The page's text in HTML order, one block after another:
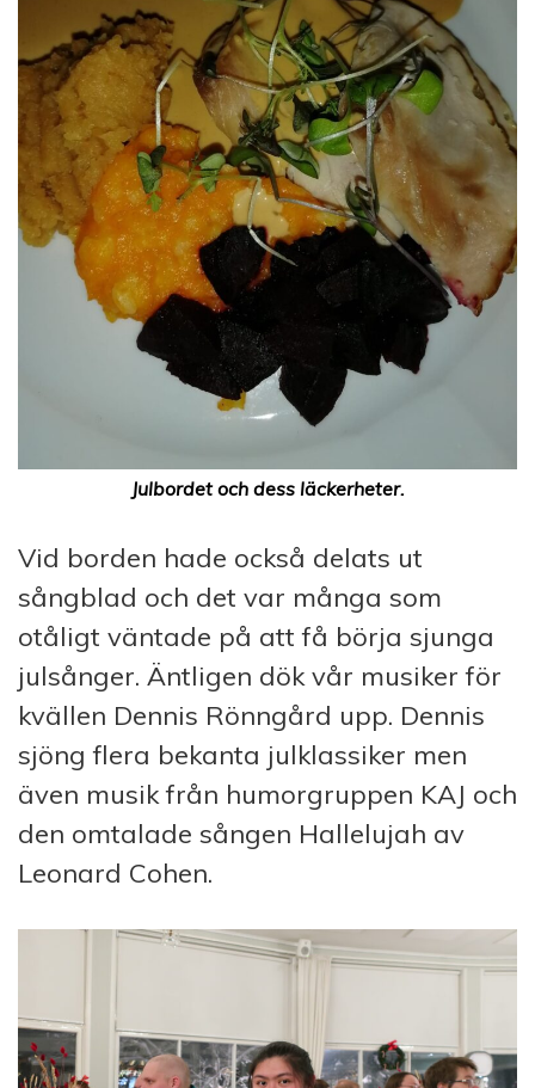
Julbordet och dess läckerheter.
Vid borden hade också delats ut
sångblad och det var många som
otåligt väntade på att få börja sjunga
julsånger. Äntligen dök vår musiker för
kvällen Dennis Rönngård upp. Dennis
sjöng flera bekanta julklassiker men
även musik från humorgruppen KAJ och
den omtalade sången Hallelujah av
Leonard Cohen.